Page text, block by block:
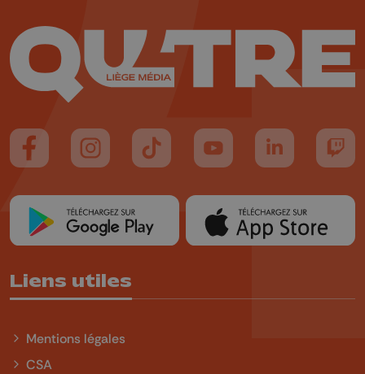
Suivez-nous sur FaceBook
Suivez-nous sur Instagram
Suivez-nous sur TikTok
Suivez-nous sur YouTube
Suivez-nous
Liens utiles
Mentions légales
CSA